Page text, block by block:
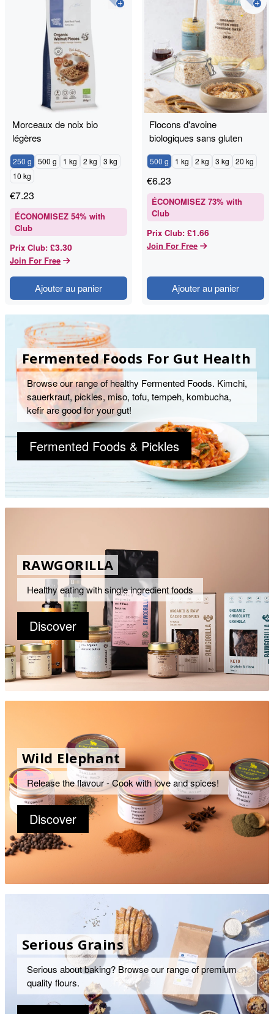
Morceaux de noix bio
légères
250 g 500 g 1 kg 2 kg
3 kg
10 kg
€7.23
ÉCONOMISEZ 54% with
Club
Prix Club: £3.30
Join For Free
Ajouter au panier
Flocons d'avoine
biologiques sans gluten
500 g 1 kg 2 kg 3 kg 20 kg
€6.23
ÉCONOMISEZ 73% with
Club
Prix Club: £1.66
Join For Free
Ajouter au panier
Fermented Foods For Gut Health
Browse our range of healthy Fermented Foods. Kimchi,
sauerkraut, pickles, miso, tofu, tempeh, kombucha,
kefir are good for your gut!
Fermented Foods & Pickles
RAWGORILLA
Healthy eating with single ingredient foods
Discover
Wild Elephant
Release the flavour - Cook with love and spices!
Discover
Serious Grains
Serious about baking? Browse our range of premium
quality flours.